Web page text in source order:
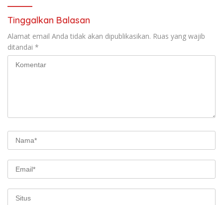
Tinggalkan Balasan
Alamat email Anda tidak akan dipublikasikan. Ruas yang wajib
ditandai *